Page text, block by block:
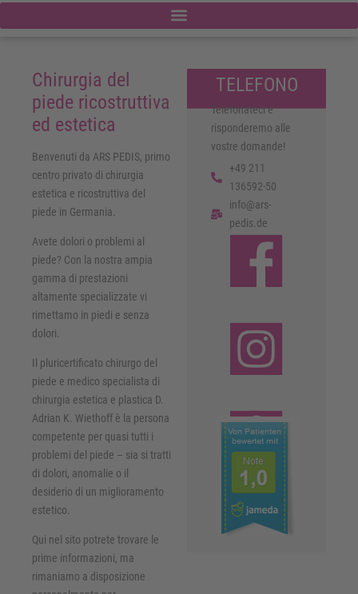
Chirurgia del
piede ricostruttiva
ed estetica
Benvenuti da ARS PEDIS, primo
centro privato di chirurgia
estetica e ricostruttiva del
piede in Germania.
Avete dolori o problemi al
piede? Con la nostra ampia
gamma di prestazioni
altamente specializzate vi
rimettamo in piedi e senza
dolori.
Il pluricertificato chirurgo del
piede e medico specialista di
chirurgia estetica e plastica D.
Adrian K. Wiethoff è la persona
competente per quasi tutti i
problemi del piede – sia si tratti
di dolori, anomalie o il
desiderio di un miglioramento
estetico.
Qui nel sito potrete trovare le
prime informazioni, ma
rimaniamo a disposizione
TELEFONO
Telefonateci e
risponderemo alle
vostre domande!
+49 211
136592-50
info@ars-
pedis.de